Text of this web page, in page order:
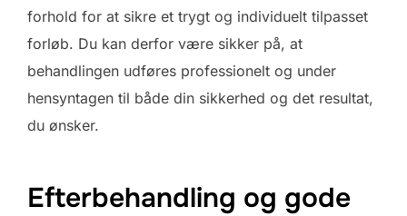
forhold for at sikre et trygt og individuelt tilpasset
forløb. Du kan derfor være sikker på, at
behandlingen udføres professionelt og under
hensyntagen til både din sikkerhed og det resultat,
du ønsker.
Efterbehandling og gode